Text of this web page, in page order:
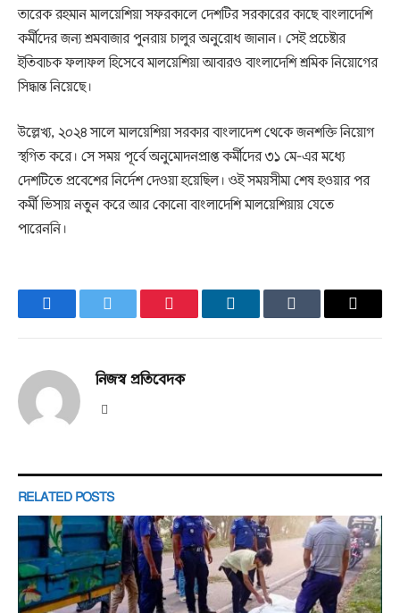
তারেক রহমান মালয়েশিয়া সফরকালে দেশটির সরকারের কাছে বাংলাদেশি
কর্মীদের জন্য শ্রমবাজার পুনরায় চালুর অনুরোধ জানান। সেই প্রচেষ্টার
ইতিবাচক ফলাফল হিসেবে মালয়েশিয়া আবারও বাংলাদেশি শ্রমিক নিয়োগের
সিদ্ধান্ত নিয়েছে।
উল্লেখ্য, ২০২৪ সালে মালয়েশিয়া সরকার বাংলাদেশ থেকে জনশক্তি নিয়োগ
স্থগিত করে। সে সময় পূর্বে অনুমোদনপ্রাপ্ত কর্মীদের ৩১ মে-এর মধ্যে
দেশটিতে প্রবেশের নির্দেশ দেওয়া হয়েছিল। ওই সময়সীমা শেষ হওয়ার পর
কর্মী ভিসায় নতুন করে আর কোনো বাংলাদেশি মালয়েশিয়ায় যেতে
পারেননি।
FacebookTwitter PinterestLinkedInTumblr Email
নিজস্ব প্রতিবেদক
RELATED POSTS